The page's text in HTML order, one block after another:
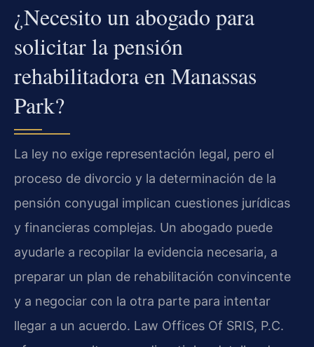
¿Necesito un abogado para
solicitar la pensión
rehabilitadora en Manassas
Park?
La ley no exige representación legal, pero el
proceso de divorcio y la determinación de la
pensión conyugal implican cuestiones jurídicas
y financieras complejas. Un abogado puede
ayudarle a recopilar la evidencia necesaria, a
preparar un plan de rehabilitación convincente
y a negociar con la otra parte para intentar
llegar a un acuerdo. Law Offices Of SRIS, P.C.